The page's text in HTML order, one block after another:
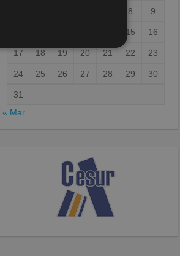
8 9
15 16
17 18 19 20 21 22 23
24 25 26 27 28 29 30
31
« Mar